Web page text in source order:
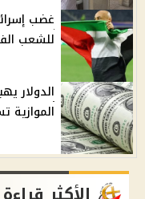
غضب
للشعب
الموازية تسجل